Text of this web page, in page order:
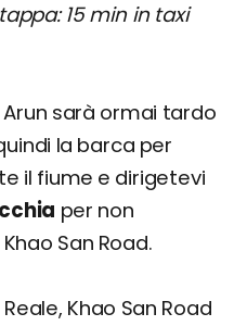
15 min in taxi
sarà ormai tardo
la barca per
il fiume e dirigetevi
per non
San Road.
Khao San Road